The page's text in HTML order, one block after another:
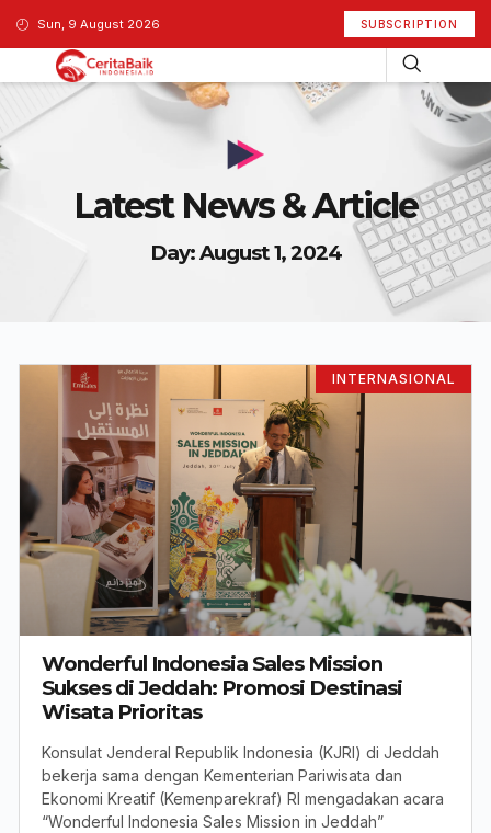
Sun, 9 August 2026 SUBSCRIPTION
Latest News & Article
Day: August 1, 2024
INTERNASIONAL
Wonderful Indonesia Sales Mission
Sukses di Jeddah: Promosi Destinasi
Wisata Prioritas
Konsulat Jenderal Republik Indonesia (KJRI) di Jeddah
bekerja sama dengan Kementerian Pariwisata dan
Ekonomi Kreatif (Kemenparekraf) RI mengadakan acara
“Wonderful Indonesia Sales Mission in Jeddah”